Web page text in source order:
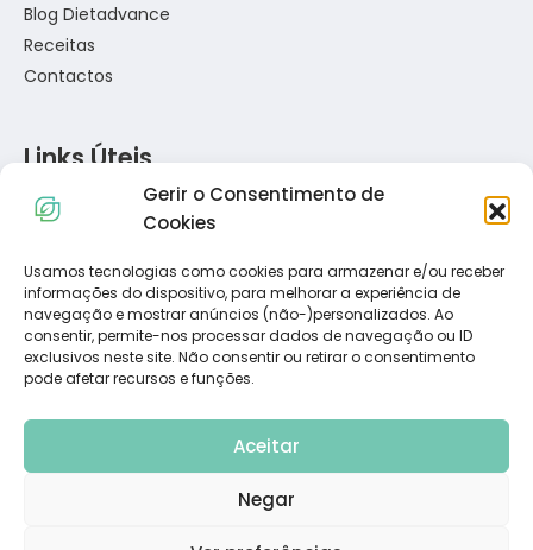
Gerir o Consentimento de
Cookies
Usamos tecnologias como cookies para armazenar e/ou receber
informações do dispositivo, para melhorar a experiência de
navegação e mostrar anúncios (não-)personalizados. Ao
consentir, permite-nos processar dados de navegação ou ID
exclusivos neste site. Não consentir ou retirar o consentimento
pode afetar recursos e funções.
Aceitar
Negar
Blog Dietadvance
Receitas
Contactos
Links Úteis
Política de Privacidade
Política de Cookies
Termos e Condições
Resolução de Conflitos de Consumo
Livro de Reclamações
Subscreva a Nossa Newsletter